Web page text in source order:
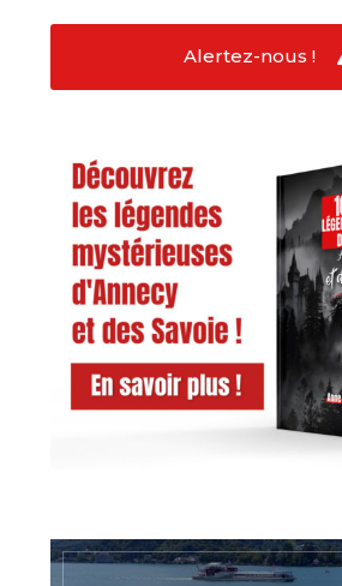
Alertez-nous !